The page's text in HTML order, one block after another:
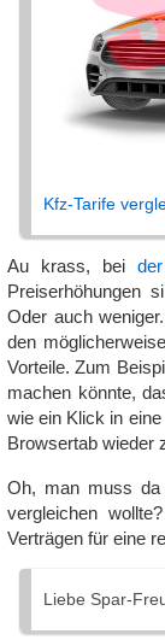
Kfz-Tarife
Au krass, bei
Preiserhöhungen
Oder auch
den
Vorteile. Zum
machen könnte,
wie ein Klick in
Browsertab wieder
Oh, man muss da
vergleichen
Verträgen für eine
Liebe Spar-